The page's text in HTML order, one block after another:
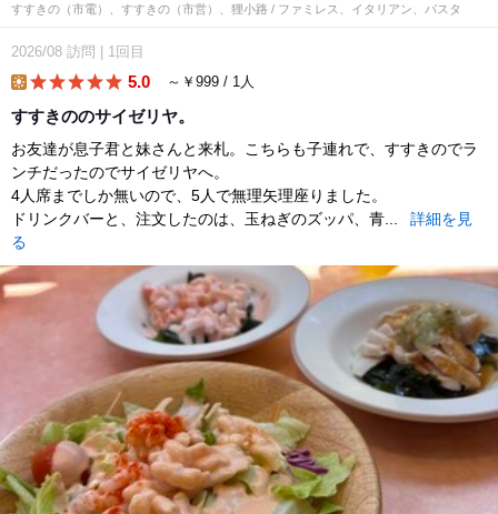
すすきの（市電）、すすきの（市営）、狸小路 / ファミレス、イタリアン、パスタ
2026/08 訪問 1回目
5.0 ～￥999 / 1人
すすきののサイゼリヤ。
お友達が息子君と妹さんと来札。こちらも子連れで、すすきのでラ
ンチだったのでサイゼリヤへ。
4人席までしか無いので、5人で無理矢理座りました。
ドリンクバーと、注文したのは、玉ねぎのズッパ、青...
詳細を見
る